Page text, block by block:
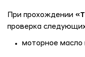
При прохождении
проверка
моторное масло